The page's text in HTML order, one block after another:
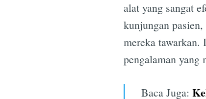
alat yang sangat
kunjungan
mereka tawarkan.
pengalaman yang
Baca Juga: